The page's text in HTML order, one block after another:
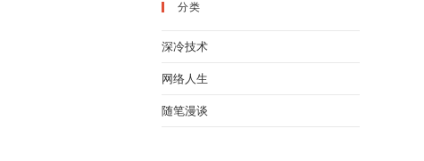
分类
深冷技术
网络人生
随笔漫谈